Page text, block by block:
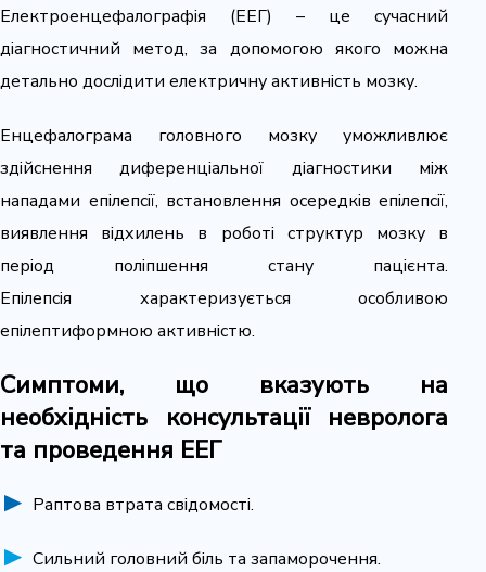
Електроенцефалографія (ЕЕГ) – це сучасний
діагностичний метод, за допомогою якого можна
детально дослідити електричну активність мозку.
Енцефалограма головного мозку уможливлює
здійснення диференціальної діагностики між
нападами епілепсії, встановлення осередків епілепсії,
виявлення відхилень в роботі структур мозку в
період поліпшення стану пацієнта.
Епілепсія характеризується особливою
епілептиформною активністю.
Симптоми, що вказують
на
необхідність
консультаціїневролога
та проведення ЕЕГ
Раптова втрата свідомості.
Сильний головний біль та запаморочення.